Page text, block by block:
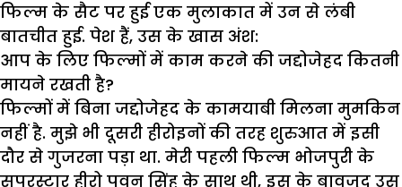
फिल्म के सैट पर हुई एक मुलाकात में उन से लंबी
बातचीत हुई. पेश हैं, उस के खास अंश:
आप के लिए फिल्मों में काम करने की जद्दोजेहद कितनी
मायने रखती है?
फिल्मों में बिना जद्दोजेहद के कामयाबी मिलना मुमकिन
नहीं है. मुझे भी दूसरी हीरोइनों की तरह शुरुआत में इसी
दौर से गुजरना पड़ा था. मेरी पहली फिल्म भोजपुरी के
सुपरस्टार हीरो पवन सिंह के साथ थी, इस के बावजूद उस